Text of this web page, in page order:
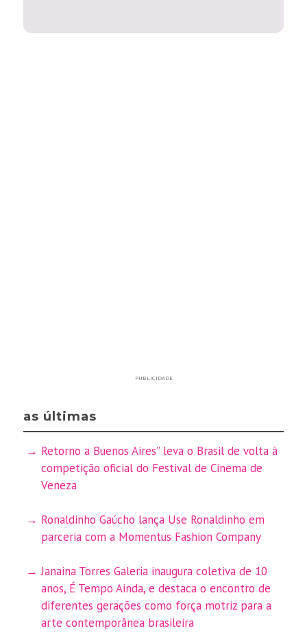
PUBLICIDADE
as últimas
Retorno a Buenos Aires” leva o Brasil de volta à
competição oficial do Festival de Cinema de
Veneza
Ronaldinho Gaúcho lança Use Ronaldinho em
parceria com a Momentus Fashion Company
Janaina Torres Galeria inaugura coletiva de 10
anos, É Tempo Ainda, e destaca o encontro de
diferentes gerações como força motriz para a
arte contemporânea brasileira